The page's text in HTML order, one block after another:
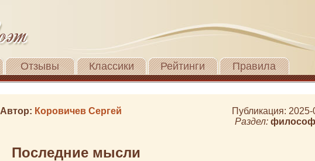
Отзывы Классики Рейтинги Правила
Автор: Коровичев Сергей
Публикация:
Раздел:
Последние мысли